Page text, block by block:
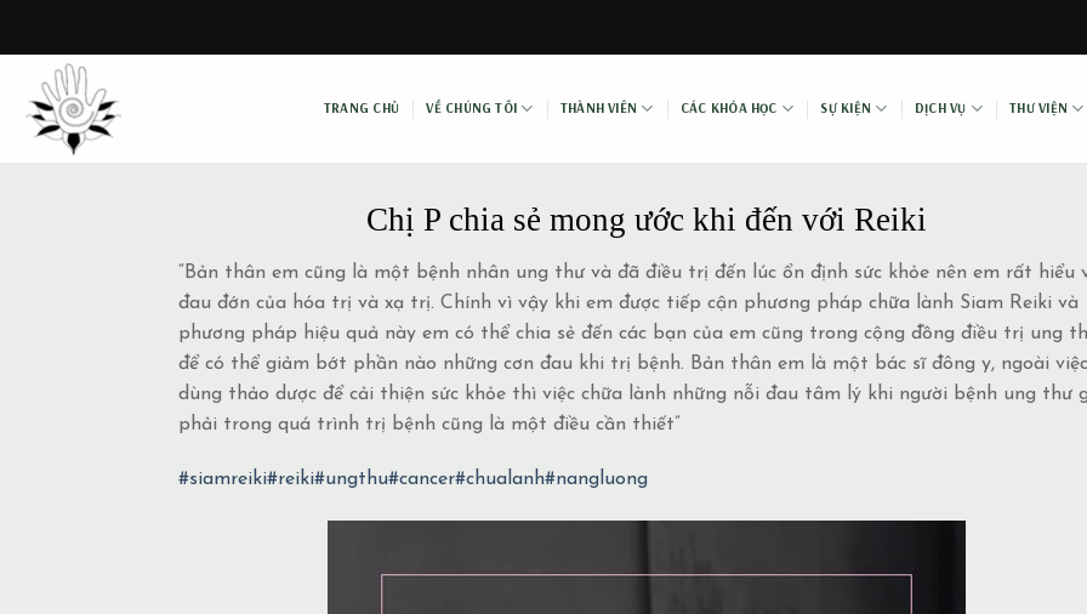
content
TRANG CHỦ VỀ CHÚNG TÔI THÀNH VIÊN CÁC KHÓA HỌC SỰ KIỆN DỊCH VỤ THƯ VIỆN
Chị P chia sẻ mong ước khi đến với Reiki
“Bản thân em cũng là một bệnh nhân ung thư và đã điều trị đến lúc ổn định sức khỏe nên em rất hiểu
đau đớn của hóa trị và xạ trị. Chính vì vậy khi em được tiếp cận phương pháp chữa lành Siam Reiki và
phương pháp hiệu quả này em có thể chia sẻ đến các bạn của em cũng trong cộng đồng điều trị ung
để có thể giảm bớt phần nào những cơn đau khi trị bệnh. Bản thân em là một bác sĩ đông y, ngoài việc
dùng thảo dược để cải thiện sức khỏe thì việc chữa lành những nỗi đau tâm lý khi người bệnh ung thư
phải trong quá trình trị bệnh cũng là một điều cần thiết”
#siamreiki#reiki#ungthu#cancer#chualanh#nangluong